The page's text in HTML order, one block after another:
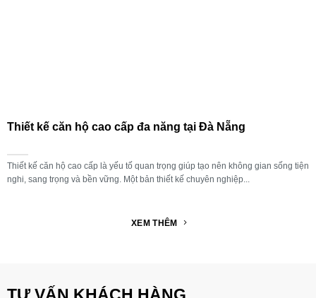
Thiết kế căn hộ cao cấp đa năng tại Đà Nẵng
Thiết kế căn hộ cao cấp là yếu tố quan trọng giúp tạo nên không gian sống tiện
nghi, sang trọng và bền vững. Một bản thiết kế chuyên nghiệp...
XEM THÊM
TƯ VẤN KHÁCH HÀNG